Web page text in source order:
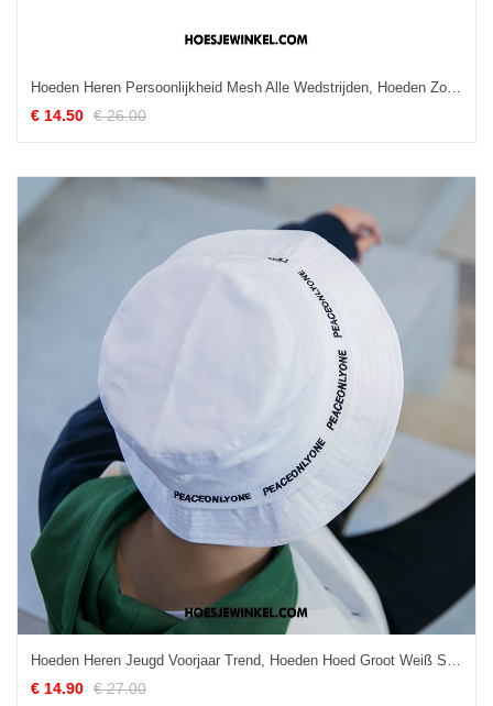
Hoeden Heren Persoonlijkheid Mesh Alle Wedstrijden, Hoeden Zon Kunst Rot Schwarz
€ 14.50 € 26.00
Hoeden Heren Jeugd Voorjaar Trend, Hoeden Hoed Groot Weiß Schwarz
€ 14.90 € 27.00